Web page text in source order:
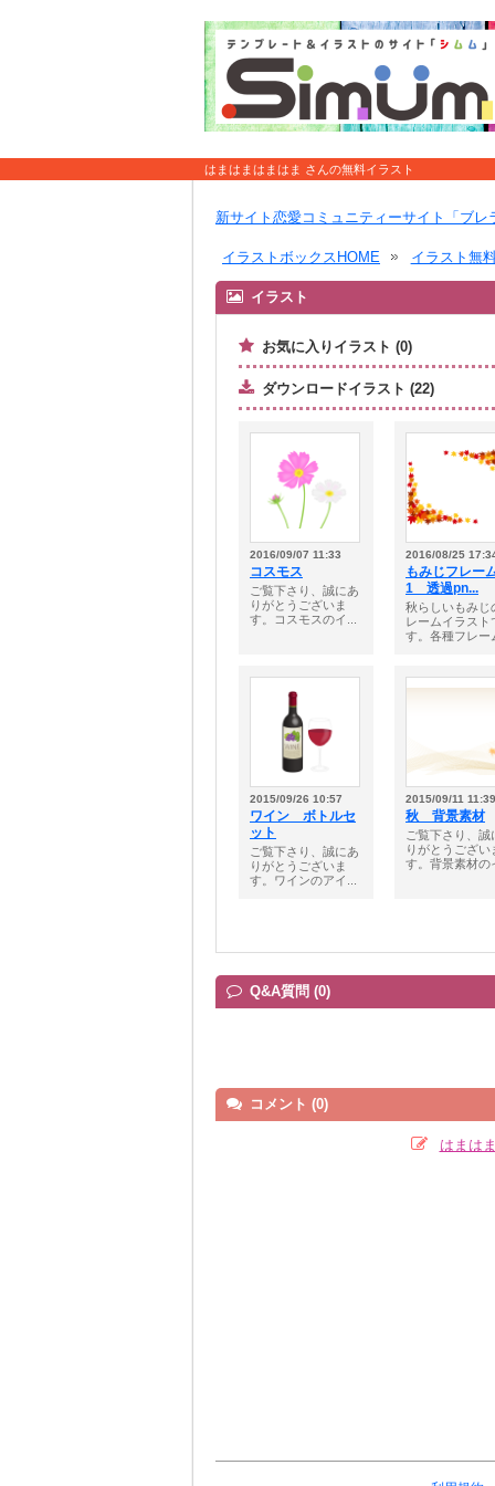
はまはまはまはま さんの無料イラスト
新サイト恋愛コミュニティーサイト「ブレ
イラストボックスHOME イラスト無
イラスト
お気に入りイラスト (0)
ダウンロードイラスト (22)
2016/09/07 11:33
コスモス
ご覧下さり、誠にあ
りがとうございま
す。コスモスのイ...
2016/08/25
もみじフレー
1 透過pn...
秋らしいもみじ
レームイラスト
す。各種フレー
2015/09/26 10:57
ワイン ボトルセ
ット
ご覧下さり、誠にあ
りがとうございま
す。ワインのアイ...
2015/09/11 11:39
秋 背景素材
ご覧下さり、誠
りがとうござい
す。背景素材の
Q&A質問 (0)
コメント (0)
はまは